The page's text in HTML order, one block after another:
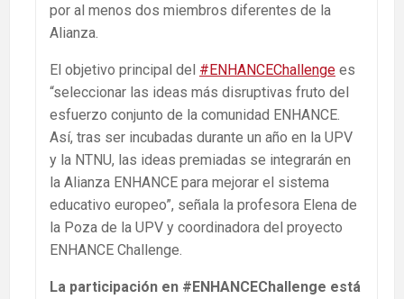
por al menos dos miembros diferentes de la
Alianza.
El objetivo principal del #ENHANCEChallenge es
“seleccionar las ideas más disruptivas fruto del
esfuerzo conjunto de la comunidad ENHANCE.
Así, tras ser incubadas durante un año en la UPV
y la NTNU, las ideas premiadas se integrarán en
la Alianza ENHANCE para mejorar el sistema
educativo europeo”, señala la profesora Elena de
la Poza de la UPV y coordinadora del proyecto
ENHANCE Challenge.
La participación en #ENHANCEChallenge está